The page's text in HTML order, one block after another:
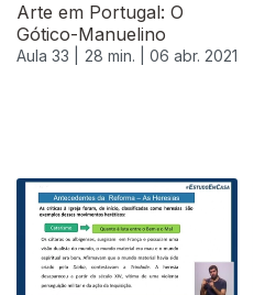
Arte em Portugal: O
Gótico-Manuelino
Aula 33 | 28 min. | 06 abr. 2021